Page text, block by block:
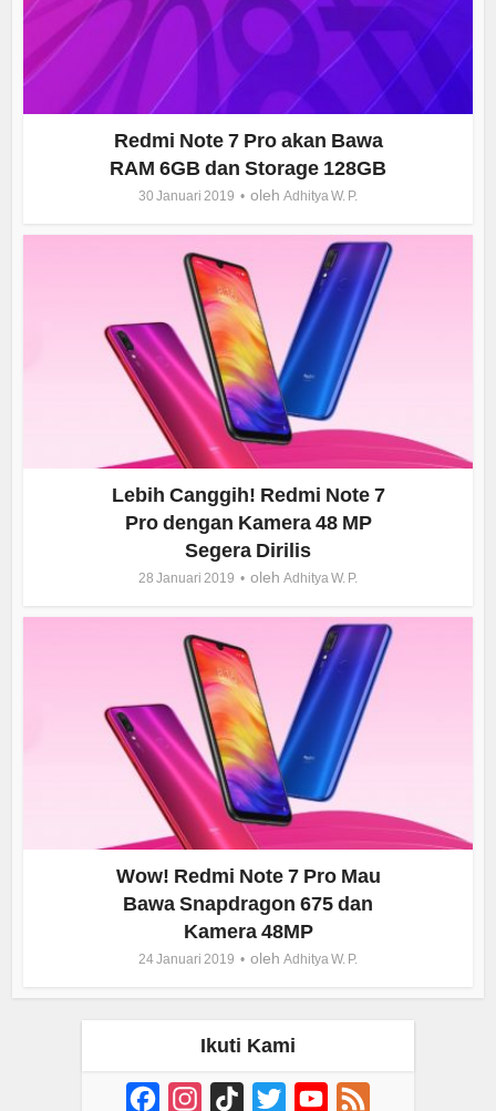
Redmi Note 7 Pro akan Bawa
RAM 6GB dan Storage 128GB
30 Januari 2019 oleh Adhitya W. P.
Lebih Canggih! Redmi Note 7
Pro dengan Kamera 48 MP
Segera Dirilis
28 Januari 2019 oleh Adhitya W. P.
Wow! Redmi Note 7 Pro Mau
Bawa Snapdragon 675 dan
Kamera 48MP
24 Januari 2019 oleh Adhitya W. P.
Ikuti Kami
FacebookInstagram
TikTok Twitter YouTube